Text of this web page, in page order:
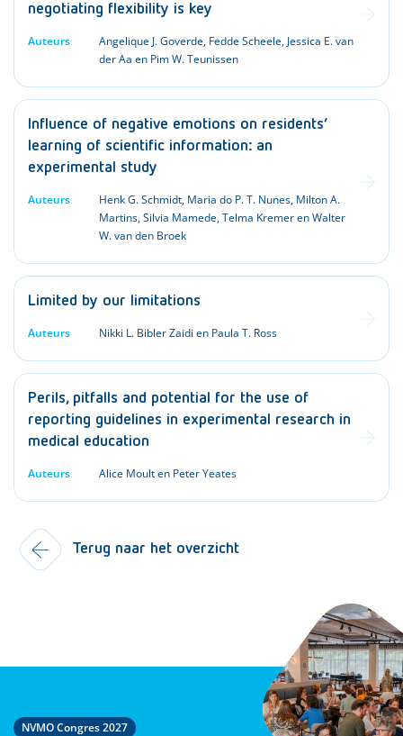
negotiating flexibility is key
Auteurs
Angelique J. Goverde, Fedde Scheele, Jessica E. van
der Aa en Pim W. Teunissen
Influence of negative emotions on residents’
learning of scientific information: an
experimental study
Auteurs
Henk G. Schmidt, Maria do P. T. Nunes, Milton A.
Martins, Silvia Mamede, Telma Kremer en Walter
W. van den Broek
Limited by our limitations
Auteurs Nikki L. Bibler Zaidi en Paula T. Ross
Perils, pitfalls and potential for the use of
reporting guidelines in experimental research in
medical education
Auteurs Alice Moult en Peter Yeates
Terug naar het overzicht
NVMO Congres 2027